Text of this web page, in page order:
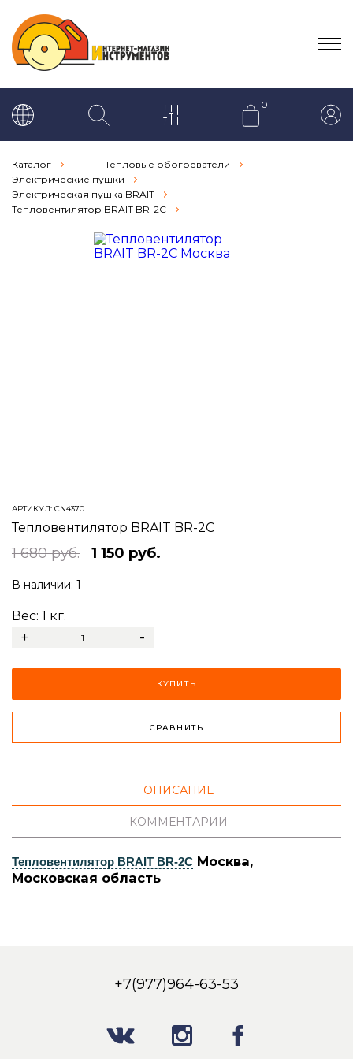
0
Каталог
Тепловые обогреватели
Электрические пушки
Электрическая пушка BRAIT
Тепловентилятор BRAIT BR-2C
АРТИКУЛ: CN4370
Тепловентилятор BRAIT BR-2C
1 680 руб. 1 150 руб.
В наличии: 1
Вес: 1 кг.
+ -
КУПИТЬ
СРАВНИТЬ
ОПИСАНИЕ
КОММЕНТАРИИ
Тепловентилятор BRAIT BR-2C Москва,
Московская область
+7(977)964-63-53